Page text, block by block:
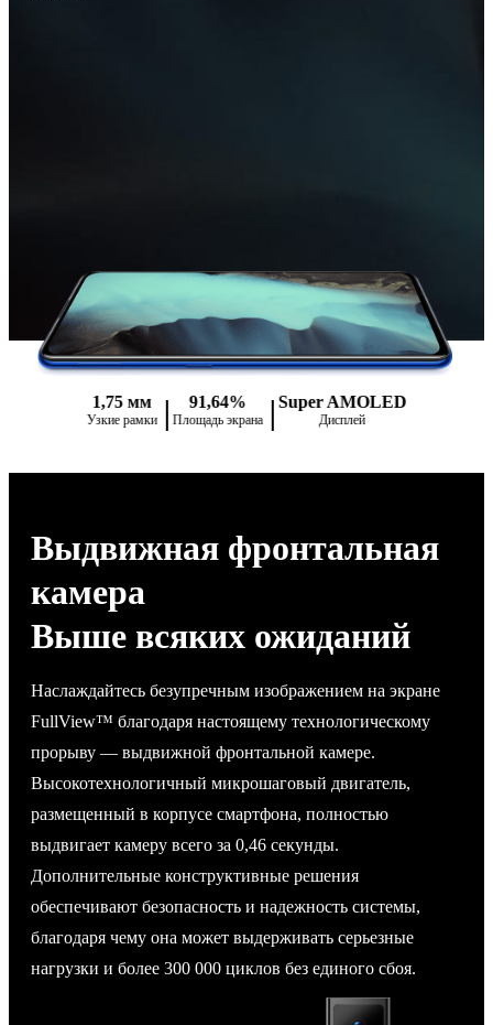
1,75 мм
Узкие рамки
91,64%
Площадь экрана
Super AMOLED
Дисплей
Выдвижная фронтальная
камера
Выше всяких ожиданий
Наслаждайтесь безупречным изображением на экране
FullView™ благодаря настоящему технологическому
прорыву — выдвижной фронтальной камере.
Высокотехнологичный микрошаговый двигатель,
размещенный в корпусе смартфона, полностью
выдвигает камеру всего за 0,46 секунды.
Дополнительные конструктивные решения
обеспечивают безопасность и надежность системы,
благодаря чему она может выдерживать серьезные
нагрузки и более 300 000 циклов без единого сбоя.